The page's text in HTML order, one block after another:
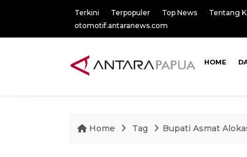
Terkini Terpopuler Top News Tentang
otomotif.antaranews.com
HOME
Home Tag Bupati Asmat